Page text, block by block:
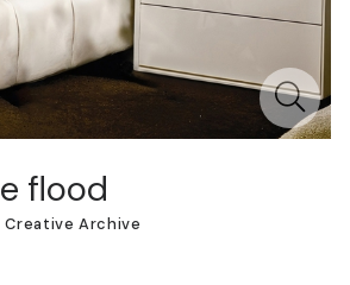
flood
Creative Archive